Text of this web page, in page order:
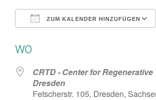
Kontakt
ZUM KALENDER HINZUFÜGEN
WO
CRTD - Center for
Dresden
Fetscherstr. 105, Dresden,